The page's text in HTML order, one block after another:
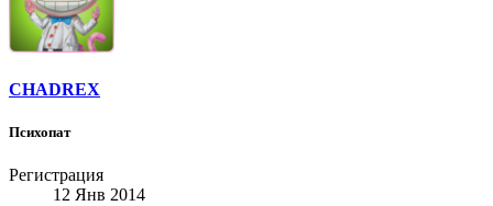
CHADREX
Психопат
Регистрация
12 Янв 2014